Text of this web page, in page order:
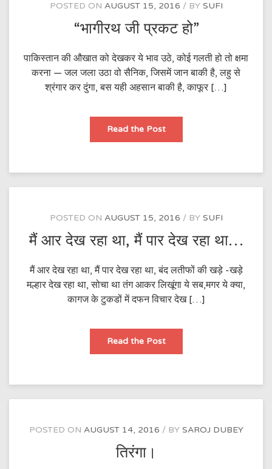
POSTED ON AUGUST 15, 2016 BY SUFI
“भागीरथ जी प्रकट हो”
पाकिस्तान की औखात को देखकर ये भाव उठे, कोई गलती हो तो क्षमा
करना — जल जला उठा वो सैनिक, जिसमें जान बाकी है, लहु से
श्रंगार कर दुंगा, बस यही अहसान बाकी है, काफूर […]
Read the Post“भागीरथ
प्रकट
POSTED ON AUGUST 15, 2016 BY SUFI
मैं आर देख रहा था, मैं पार देख रहा था…
मैं आर देख रहा था, मैं पार देख रहा था, बंद लतीफों की खड़े -खड़े
मल्हार देख रहा था, सोचा था तंग आकर लिखूंगा ये सब,मगर ये क्या,
कागज के टुकडों में दफन विचार देख […]
Read the Postमैं
देख
मैं
देख
POSTED ON AUGUST 14, 2016 BY SAROJ DUBEY
तिरंगा।